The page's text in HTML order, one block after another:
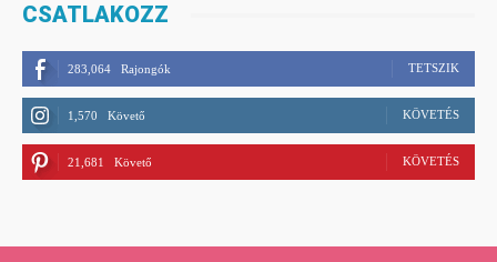
CSATLAKOZZ
283,064 Rajongók TETSZIK
1,570 Követő KÖVETÉS
21,681 Követő KÖVETÉS